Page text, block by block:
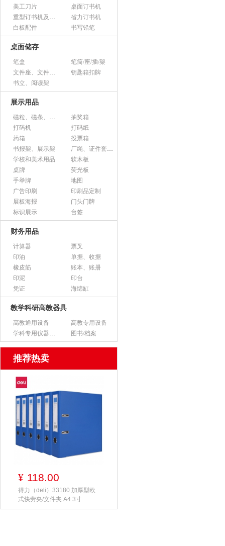
美工刀片
桌面订书机
重型订书机及其它
省力订书机
白板配件
书写铅笔
桌面储存
笔盒
笔筒/座/插/架
文件座、文件架、文件框
钥匙箱扣牌
书立、阅读架
展示用品
磁粒、磁条、磁片
抽奖箱
打码机
打码纸
药箱
投票箱
书报架、展示架
厂绳、证件套、卡套
学校和美术用品
软木板
桌牌
荧光板
手举牌
地图
广告印刷
印刷品定制
展板海报
门头门牌
标识展示
台签
财务用品
计算器
票叉
印油
单据、收据
橡皮筋
账本、账册
印泥
印台
凭证
海绵缸
教学科研高教器具
高教通用设备
高教专用设备
学科专用仪器设备
图书/档案
推荐热卖
¥ 118.00
得力（deli）33180 加厚型欧
式快劳夹/文件夹 A4 3寸